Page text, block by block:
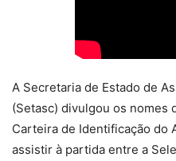
A Secretaria de Estado de
(Setasc) divulgou os nomes
Carteira de Identificação do
assistir à partida entre a